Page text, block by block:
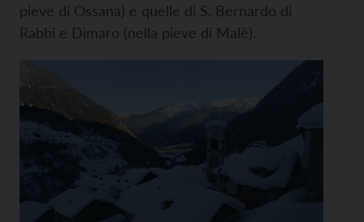
pieve di Ossana) e quelle di S. Bernardo di
Rabbi e Dimaro (nella pieve di Malè).